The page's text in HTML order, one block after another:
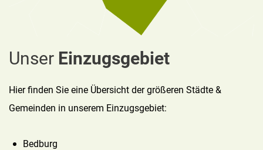
Unser Einzugsgebiet
Hier finden Sie eine Übersicht der größeren Städte &
Gemeinden in unserem Einzugsgebiet:
Bedburg